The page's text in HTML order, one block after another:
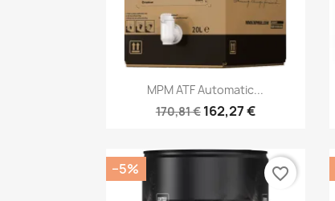
Kiirvaade
MPM ATF Automatic...
170,81 € 162,27 €
−5% favorite_border